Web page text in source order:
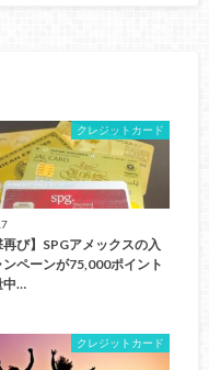
クレジットカード
再び】SPGアメックスの入
ペーンが75,000ポイント
中…
クレジットカード